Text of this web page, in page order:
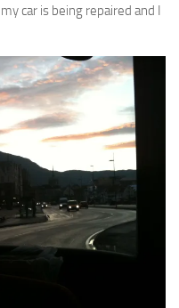
car is being repaired and I